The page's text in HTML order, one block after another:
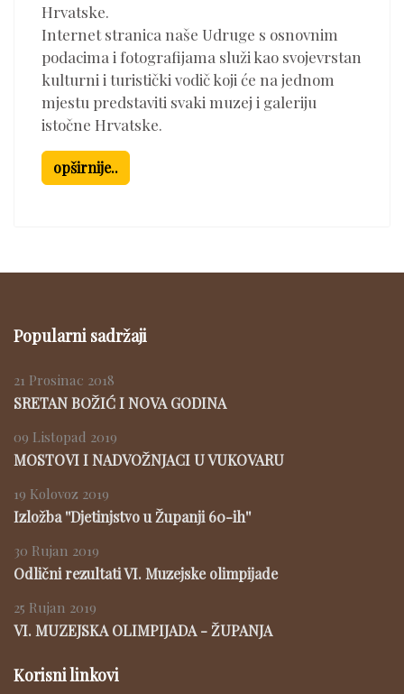
Hrvatske.
Internet stranica naše Udruge s osnovnim
podacima i fotografijama služi kao svojevrstan
kulturni i turistički vodič koji će na jednom
mjestu predstaviti svaki muzej i galeriju
istočne Hrvatske.
opširnije..
Popularni sadržaji
21 Prosinac 2018
SRETAN BOŽIĆ I NOVA GODINA
09 Listopad 2019
MOSTOVI I NADVOŽNJACI U VUKOVARU
19 Kolovoz 2019
Izložba ''Djetinjstvo u Županji 60-ih''
30 Rujan 2019
Odlični rezultati VI. Muzejske olimpijade
25 Rujan 2019
VI. MUZEJSKA OLIMPIJADA - ŽUPANJA
Korisni linkovi